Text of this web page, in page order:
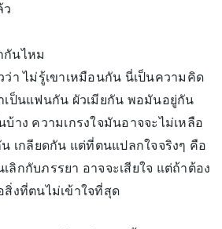
ว
กันไหม
า ไม่รู้เขาเหมือนกัน นี่เป็นความคิด
เป็นแฟนกัน ผัวเมียกัน พอมันอยู่กัน
าง ความเกรงใจมันอาจจะไม่เหลือ
เกลียดกัน แต่ที่ตนแปลกใจจริงๆ คือ
กกับภรรยา อาจจะเสียใจ แต่ถ้าต้อง
งที่ตนไม่เข้าใจที่สุด